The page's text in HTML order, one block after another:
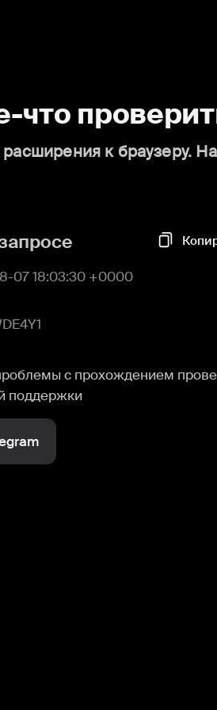
что
к браузеру.
07 18:03:30 +0000
с прохождением
поддержки